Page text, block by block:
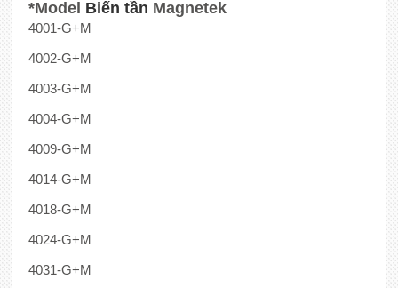
*Model Biến tần Magnetek
4001-G+M
4002-G+M
4003-G+M
4004-G+M
4009-G+M
4014-G+M
4018-G+M
4024-G+M
4031-G+M